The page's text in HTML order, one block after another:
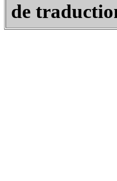
de